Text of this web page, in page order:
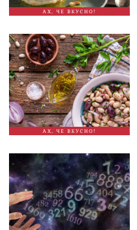
АХ, ЧЕ ВКУСНО!
АХ, ЧЕ ВКУСНО!